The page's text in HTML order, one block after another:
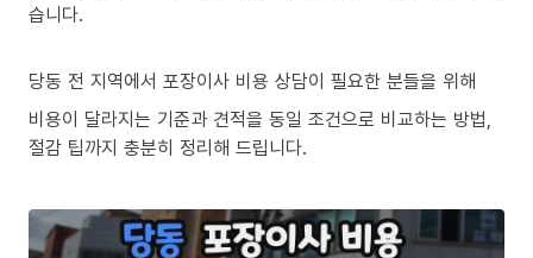
습니다.
당동 전 지역에서 포장이사 비용 상담이 필요한 분들을 위해
비용이 달라지는 기준과 견적을 동일 조건으로 비교하는 방법,
절감 팁까지 충분히 정리해 드립니다.